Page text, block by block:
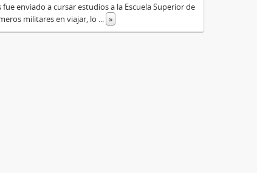
enviado a cursar estudios a la Escuela Superior de
militares en viajar, lo
»